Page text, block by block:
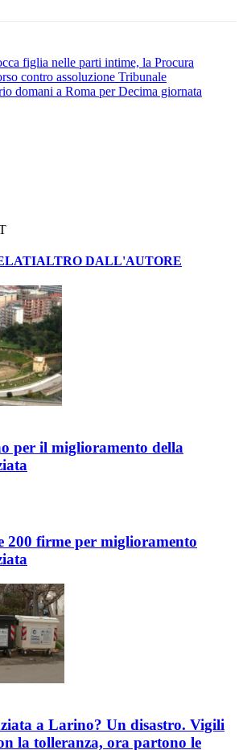
figlia nelle parti intime, la Procura
contro assoluzione Tribunale
domani a Roma per Decima giornata
ALTRO DALL'AUTORE
per il miglioramento della
200 firme per miglioramento
a Larino? Un disastro. Vigili
la tolleranza, ora partono le